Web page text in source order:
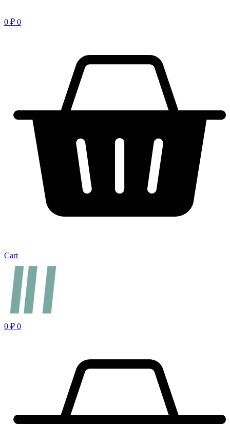
0 ₽ 0
Cart
0 ₽ 0